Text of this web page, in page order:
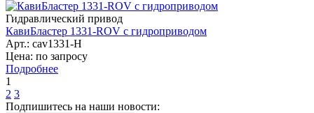
Гидравлический привод
КавиБластер 1331-ROV с гидроприводом
Арт.: cav1331-H
Цена: по запросу
Подробнее
1
2 3
Подпишитесь на наши новости: